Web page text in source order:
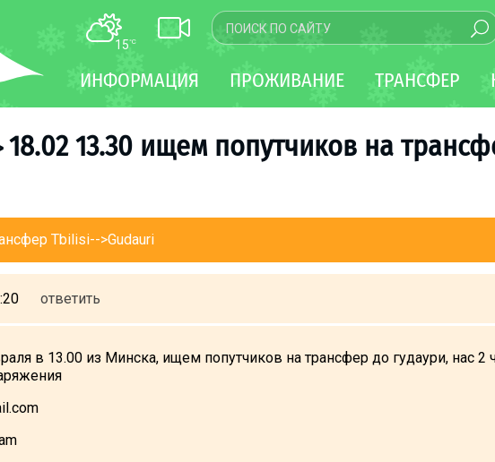
15°C
ИНФОРМАЦИЯ ПРОЖИВАНИЕ ТРАНСФЕР
18.02 13.30 ищем попутчиков на
Tbilisi-->Gudauri
ответить
в 13.00 из Минска, ищем попутчиков на трансфер до гудаури, нас 2